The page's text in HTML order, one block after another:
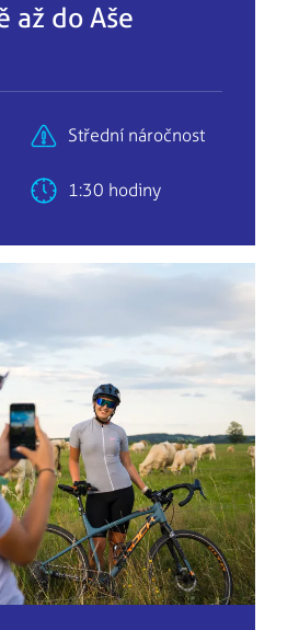
až do Aše
Střední náročnost
1:30 hodiny